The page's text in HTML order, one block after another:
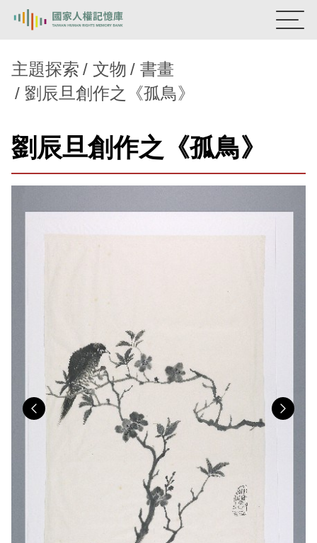
熱門關鍵字：陳孟和 李舜治 鹿窟事件
主題探索
背景知識
主題探索 文物
書畫
劉辰旦創作之《孤鳥》
劉辰旦創作之《孤鳥》
Previous